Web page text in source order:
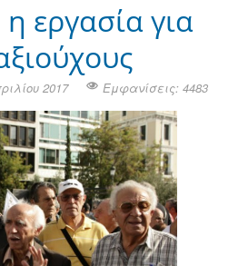
εργασία για
2017 Εμφανίσεις: 4483